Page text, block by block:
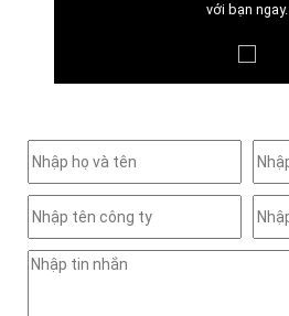
với bạn ngay.